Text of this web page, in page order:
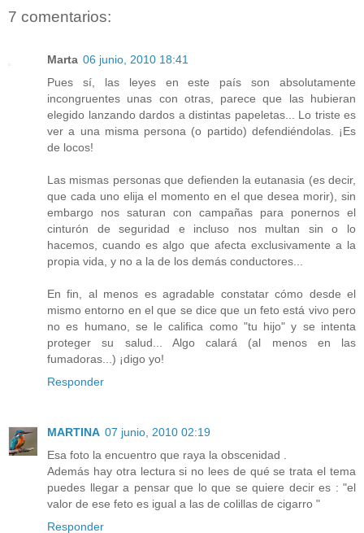
7 comentarios:
Marta 06 junio, 2010 18:41
Pues sí, las leyes en este país son absolutamente
incongruentes unas con otras, parece que las hubieran
elegido lanzando dardos a distintas papeletas... Lo triste es
ver a una misma persona (o partido) defendiéndolas. ¡Es
de locos!
Las mismas personas que defienden la eutanasia (es decir,
que cada uno elija el momento en el que desea morir), sin
embargo nos saturan con campañas para ponernos el
cinturón de seguridad e incluso nos multan sin o lo
hacemos, cuando es algo que afecta exclusivamente a la
propia vida, y no a la de los demás conductores...
En fin, al menos es agradable constatar cómo desde el
mismo entorno en el que se dice que un feto está vivo pero
no es humano, se le califica como "tu hijo" y se intenta
proteger su salud... Algo calará (al menos en las
fumadoras...) ¡digo yo!
Responder
MARTINA 07 junio, 2010 02:19
Esa foto la encuentro que raya la obscenidad .
Además hay otra lectura si no lees de qué se trata el tema
puedes llegar a pensar que lo que se quiere decir es : "el
valor de ese feto es igual a las de colillas de cigarro "
Responder